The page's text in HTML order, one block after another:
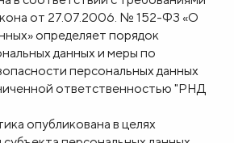
от 27.07.2006. № 152-ФЗ «О
определяет порядок
данных и меры по
персональных данных
ответственностью "РНД
опубликована в целях